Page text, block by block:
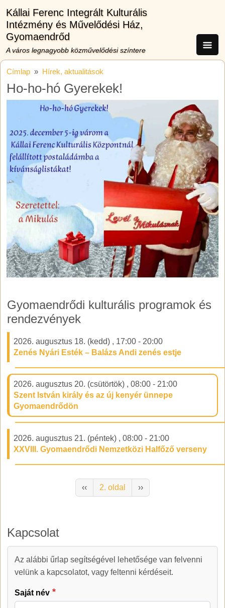
Kállai Ferenc Integrált Kulturális
Intézmény és Művelődési Ház,
Gyomaendrőd
A város legnagyobb közművelődési színtere
Címlap Hírek, aktualitások
Ho-ho-hó Gyerekek!
Gyomaendrődi kulturális programok és
rendezvények
2026. augusztus 18. (kedd) , 17:00 - 20:00
Zenés Nyári Esték – Balázs Andi zenés estje
2026. augusztus 20. (csütörtök) , 08:00 - 21:00
Szent István király és az új kenyér ünnepe
Gyomaendrődön
2026. augusztus 21. (péntek) , 08:00 - 21:00
XXVIII. Gyomaendrődi Nemzetközi Halfőző verseny
Előző oldal
‹‹ 2. oldal Következő oldal
››
Kapcsolat
Kapcsolat
Az alábbi űrlap segítségével lehetősége van felvenni
velünk a kapcsolatot, vagy feltenni kérdéseit.
Saját név